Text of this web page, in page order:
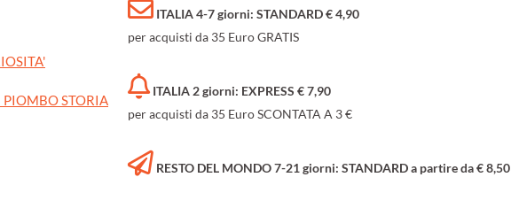
PIOMBO STORIA
ITALIA 4-7 giorni: STANDARD € 4,90
per acquisti da 35 Euro GRATIS
ITALIA 2 giorni: EXPRESS € 7,90
per acquisti da 35 Euro SCONTATA A 3 €
RESTO DEL MONDO 7-21 giorni: STANDARD a partire da € 8,50